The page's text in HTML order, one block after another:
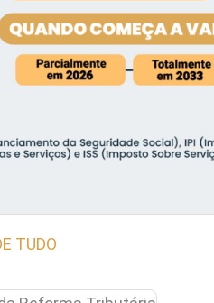
TUDO